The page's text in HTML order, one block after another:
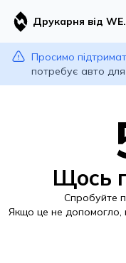
Друкарня від
Просимо
потребує авто
Щось
Спробуйте
Якщо це не допомогло,